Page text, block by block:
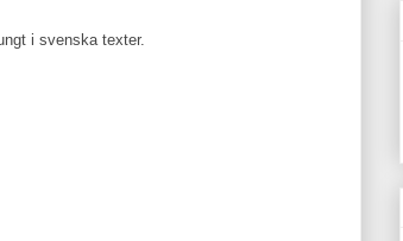
i svenska texter.